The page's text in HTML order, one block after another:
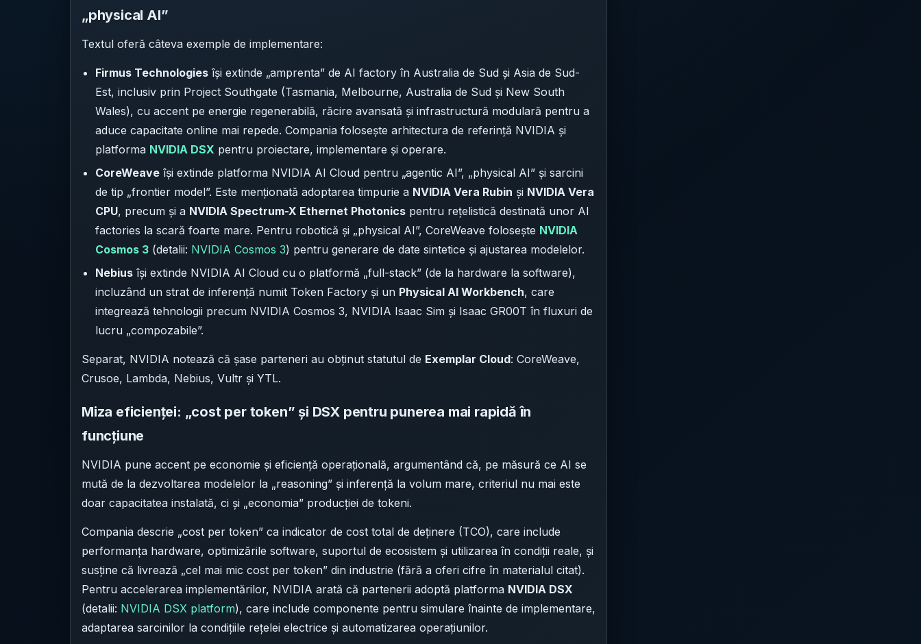
„physical AI”
Textul oferă câteva exemple de implementare:
Firmus Technologies își extinde „amprenta” de AI factory în Australia de Sud și Asia de Sud-
Est, inclusiv prin Project Southgate (Tasmania, Melbourne, Australia de Sud și New South
Wales), cu accent pe energie regenerabilă, răcire avansată și infrastructură modulară pentru a
aduce capacitate online mai repede. Compania folosește arhitectura de referință NVIDIA și
platforma NVIDIA DSX pentru proiectare, implementare și operare.
CoreWeave își extinde platforma NVIDIA AI Cloud pentru „agentic AI”, „physical AI” și sarcini
de tip „frontier model”. Este menționată adoptarea timpurie a NVIDIA Vera Rubin și NVIDIA Vera
CPU, precum și a NVIDIA Spectrum-X Ethernet Photonics pentru rețelistică destinată unor AI
factories la scară foarte mare. Pentru robotică și „physical AI”, CoreWeave folosește NVIDIA
Cosmos 3 (detalii: NVIDIA Cosmos 3) pentru generare de date sintetice și ajustarea modelelor.
Nebius își extinde NVIDIA AI Cloud cu o platformă „full-stack” (de la hardware la software),
incluzând un strat de inferență numit Token Factory și un Physical AI Workbench, care
integrează tehnologii precum NVIDIA Cosmos 3, NVIDIA Isaac Sim și Isaac GR00T în fluxuri de
lucru „compozabile”.
Separat, NVIDIA notează că șase parteneri au obținut statutul de Exemplar Cloud: CoreWeave,
Crusoe, Lambda, Nebius, Vultr și YTL.
Miza eficienței: „cost per token” și DSX pentru punerea mai rapidă în
funcțiune
NVIDIA pune accent pe economie și eficiență operațională, argumentând că, pe măsură ce AI se
mută de la dezvoltarea modelelor la „reasoning” și inferență la volum mare, criteriul nu mai este
doar capacitatea instalată, ci și „economia” producției de tokeni.
Compania descrie „cost per token” ca indicator de cost total de deținere (TCO), care include
performanța hardware, optimizările software, suportul de ecosistem și utilizarea în condiții reale, și
susține că livrează „cel mai mic cost per token” din industrie (fără a oferi cifre în materialul citat).
Pentru accelerarea implementărilor, NVIDIA arată că partenerii adoptă platforma NVIDIA DSX
(detalii: NVIDIA DSX platform), care include componente pentru simulare înainte de implementare,
adaptarea sarcinilor la condițiile rețelei electrice și automatizarea operațiunilor.